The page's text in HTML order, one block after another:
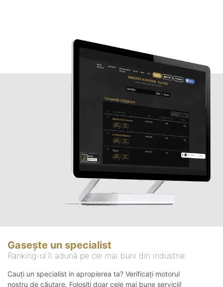
Gasește un specialist
Ranking-ul îi adună pe cei mai buni din industrie
Cauți un specialist in apropierea ta? Verificați motorul
nostru de căutare. Folosiți doar cele mai bune servicii!